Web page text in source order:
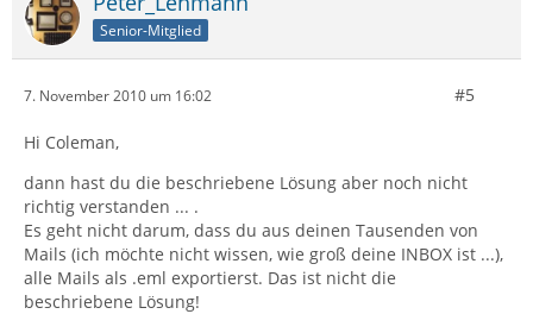
Senior-Mitglied
7. November 2010 um 16:02 #5
Hi Coleman,
dann hast du die beschriebene Lösung aber noch nicht
richtig verstanden ... .
Es geht nicht darum, dass du aus deinen Tausenden von
Mails (ich möchte nicht wissen, wie groß deine INBOX ist ...),
alle Mails als .eml exportierst. Das ist nicht die
beschriebene Lösung!